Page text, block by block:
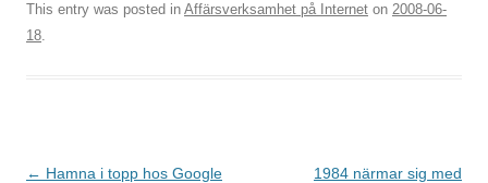
This entry was posted in Affärsverksamhet på Internet on 2008-06-
18.
Post
← Hamna i topp hos Google
1984 närmar sig med